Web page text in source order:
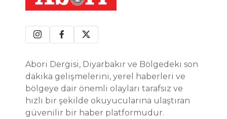
Abori Dergisi, Diyarbakır ve Bölgedeki son
dakika gelişmelerini, yerel haberleri ve
bölgeye dair önemli olayları tarafsız ve
hızlı bir şekilde okuyucularına ulaştıran
güvenilir bir haber platformudur.